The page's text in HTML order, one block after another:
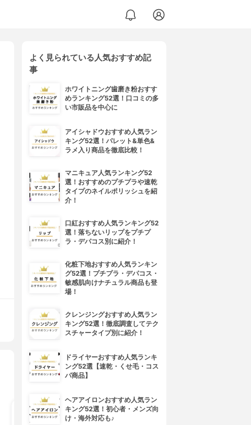
4位
よく見られている人気おすすめ記
事
ホワイトニング歯磨き粉おすす
めランキング52選！口コミの多
い市販品を中心に
アイシャドウおすすめ人気ラン
キング52選！パレット&単色&
ラメ入り商品を徹底比較！
マニキュア人気ランキング52
選！おすすめのプチプラや速乾
タイプのネイルポリッシュを紹
介！
口紅おすすめ人気ランキング52
選！落ちないリップをプチプ
ラ・デパコス別に紹介！
化粧下地おすすめ人気ランキン
グ52選！プチプラ・デパコス・
敏感肌向けナチュラル商品も登
場！
クレンジングおすすめ人気ラン
キング52選！徹底調査してテク
スチャータイプ別に紹介！
ドライヤーおすすめ人気ランキ
ング52選【速乾・くせ毛・コス
パ商品】
ヘアアイロンおすすめ人気ラン
キング52選！初心者・メンズ向
け・海外対応も♪